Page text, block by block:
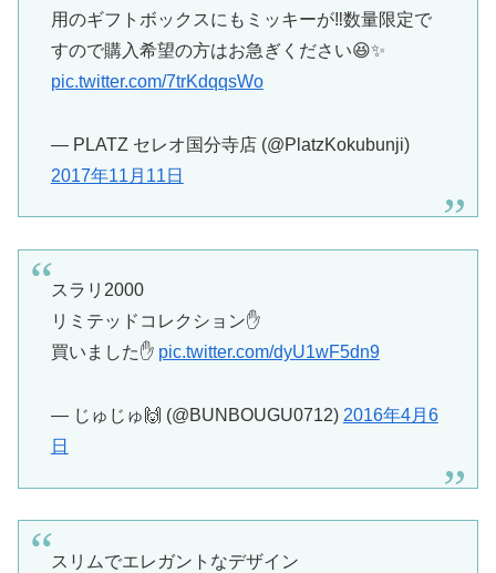
用のギフトボックスにもミッキーが‼️数量限定で
すので購入希望の方はお急ぎください😆✨
pic.twitter.com/7trKdqqsWo
— PLATZ セレオ国分寺店 (@PlatzKokubunji)
2017年11月11日
スラリ2000
リミテッドコレクション✋
買いました✋ pic.twitter.com/dyU1wF5dn9
— じゅじゅ🙌 (@BUNBOUGU0712) 2016年4月6
日
スリムでエレガントなデザイン